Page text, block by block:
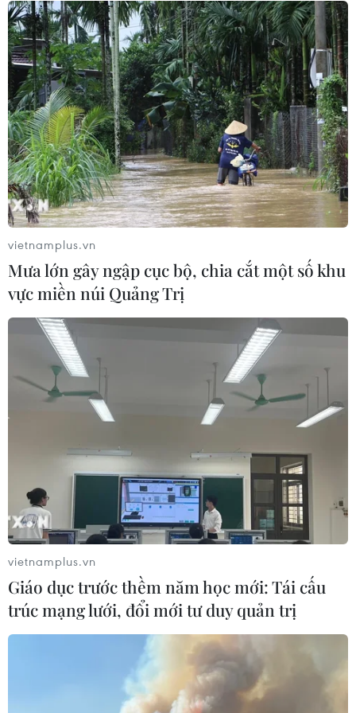
"Nghỉ hè sợ nghỉ hưu": Phim gia đình
xúc động gắn kết ông cháu cựu
chiến binh
22/07/2026 03:57
Chiếu miễn phí loạt phim tài liệu dịp
79 năm Ngày Thương binh-Liệt sỹ
27/7
21/07/2026 08:55
Chiếu miễn phí nhiều
bộ phim về đề tài cách mạng
20/07/2026 23:53
"The Odyssey" thống lĩnh phòng vé
ngay tuần đầu ra mắt
Quan điểm của cơ quan quản lý về
lùm xùm quanh phim "Hoàng hậu
cuối cùng"
20/07/2026 04:31
Thanh âm vượt đại dương: Phim đặc
biệt dịp kỷ niệm 79 năm Ngày
Thương binh-Liệt sỹ
vietnamplus.vn
Mưa lớn gây ngập cục bộ, chia cắt một số khu
vực miền núi Quảng Trị
vietnamplus.vn
Giáo dục trước thềm năm học mới: Tái cấu
trúc mạng lưới, đổi mới tư duy quản trị